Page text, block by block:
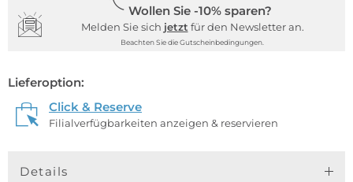
Wollen Sie -10% sparen?
Melden Sie sich jetzt für den Newsletter an.
Beachten Sie die Gutscheinbedingungen.
Lieferoption:
Click & Reserve
Filialverfügbarkeiten anzeigen & reservieren
Details